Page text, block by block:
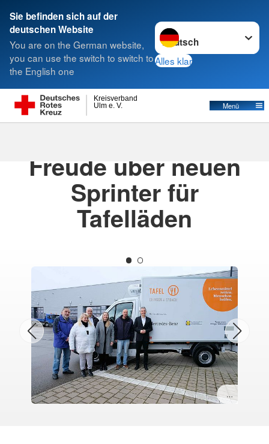
Sie befinden sich auf der
deutschen Website
You are on the German website,
you can use the switch to switch to
the English one
Sprache wechseln zu
Alles klar
Ulm e. V.
Kreisverband
Menü
Suche
Freude über neuen
Sprinter für
Tafelläden
…